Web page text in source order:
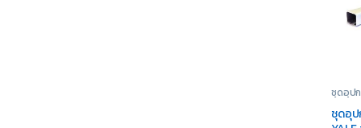
ชุดอุป
ชุดอุป